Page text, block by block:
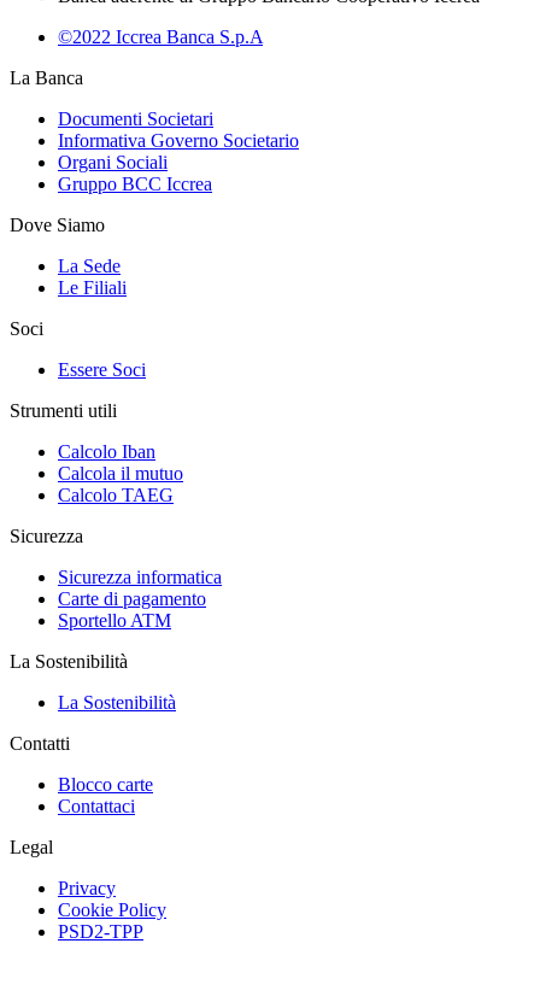
©2022 Iccrea Banca S.p.A
La Banca
Documenti Societari
Informativa Governo Societario
Organi Sociali
Gruppo BCC Iccrea
Dove Siamo
La Sede
Le Filiali
Soci
Essere Soci
Strumenti utili
Calcolo Iban
Calcola il mutuo
Calcolo TAEG
Sicurezza
Sicurezza informatica
Carte di pagamento
Sportello ATM
La Sostenibilità
La Sostenibilità
Contatti
Blocco carte
Contattaci
Legal
Privacy
Cookie Policy
PSD2-TPP